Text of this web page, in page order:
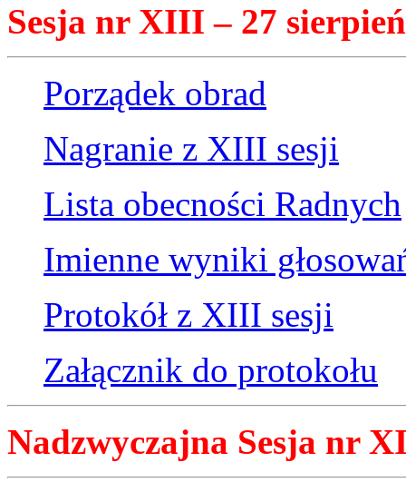
Sesja nr XIII – 27
Porządek obrad
Nagranie z XIII sesji
Lista obecności Radnych
Imienne wyniki
Protokół z XIII sesji
Załącznik do protokołu
Nadzwyczajna Sesja nr